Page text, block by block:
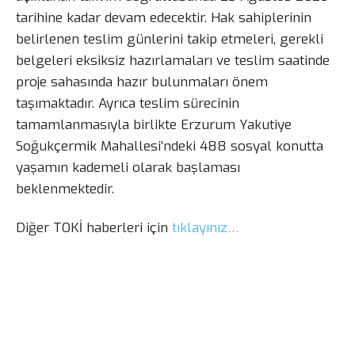
tarihine kadar devam edecektir. Hak sahiplerinin
belirlenen teslim günlerini takip etmeleri, gerekli
belgeleri eksiksiz hazırlamaları ve teslim saatinde
proje sahasında hazır bulunmaları önem
taşımaktadır. Ayrıca teslim sürecinin
tamamlanmasıyla birlikte Erzurum Yakutiye
Soğukçermik Mahallesi’ndeki 488 sosyal konutta
yaşamın kademeli olarak başlaması
beklenmektedir.
Diğer TOKİ haberleri için tıklayınız…